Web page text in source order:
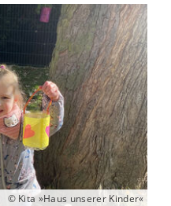
© Kita »Haus unserer Kinder«